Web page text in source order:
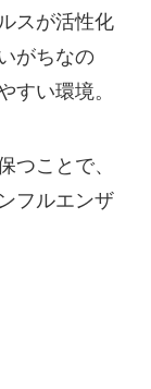
スが活性化
がちなの
すい環境。
つことで、
フルエンザ